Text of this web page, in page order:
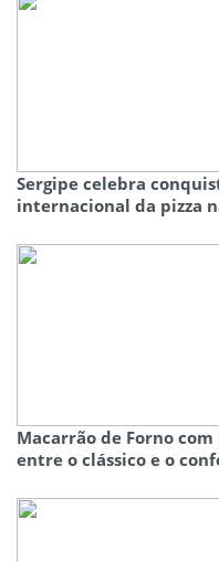
Sergipe celebra
internacional da pizza
Macarrão de Forno
entre o clássico e o